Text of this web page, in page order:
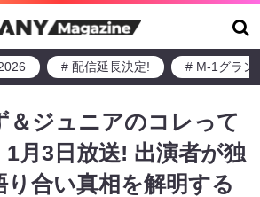
# 配信延長決定! # M-1グラン
＆ジュニアのコレって
月3日放送! 出演者が独
り合い真相を解明する